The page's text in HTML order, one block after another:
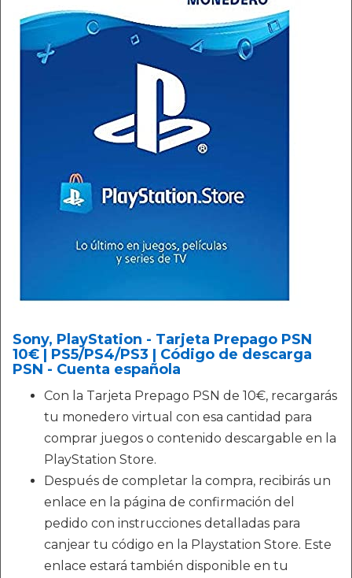
Sony, PlayStation - Tarjeta Prepago PSN
10€ | PS5/PS4/PS3 | Código de descarga
PSN - Cuenta española
Con la Tarjeta Prepago PSN de 10€, recargarás
tu monedero virtual con esa cantidad para
comprar juegos o contenido descargable en la
PlayStation Store.
Después de completar la compra, recibirás un
enlace en la página de confirmación del
pedido con instrucciones detalladas para
canjear tu código en la Playstation Store. Este
enlace estará también disponible en tu